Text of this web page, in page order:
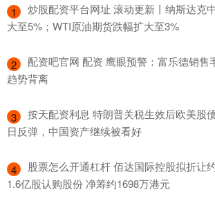
1
炒股配资平台网址 滚动更新丨纳斯达克
大至5%；WTI原油期货跌幅扩大至3%
2
配资吧官网 配资 鹰眼预警：富乐德销售
趋势背离
3
按天配资利息 特朗普关税生效后欧美股
日反弹，中国资产继续被看好
4
股票怎么开通杠杆 佰达国际控股拟折让
1.6亿股认购股份 净筹约1698万港元